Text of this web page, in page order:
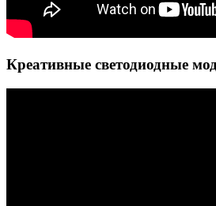
Креативные светодиодные